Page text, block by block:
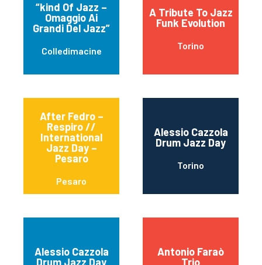
“kind Of Jazz –
Omaggio Ai
Grandi Del Jazz”
Colledimacine
A Tribute To Jazz
Funk Evolution
Torino
After Fedro –
Respiro //
International
Jazz Day –
Pesaro
Pesaro
Alessio Cazzola
Drum Jazz Day
Torino
Alessio Cazzola
Drum Jazz Day
Antonio Faraò
Trio